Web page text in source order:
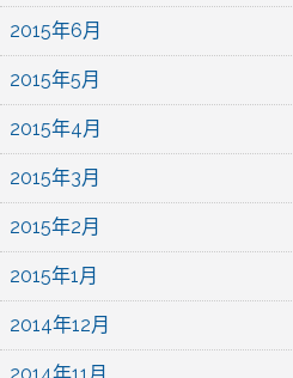
2015年6月
2015年5月
2015年4月
2015年3月
2015年2月
2015年1月
2014年12月